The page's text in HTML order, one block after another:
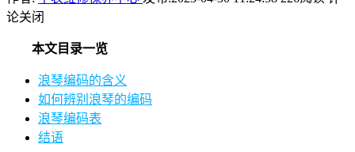
论关闭
本文目录一览
浪琴编码的含义
如何辨别浪琴的编码
浪琴编码表
结语